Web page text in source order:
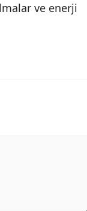
ve enerji